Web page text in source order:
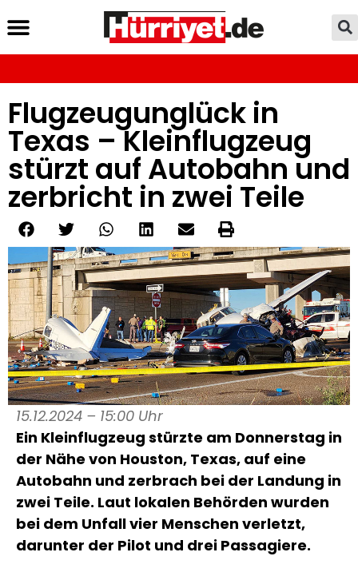
Flugzeugunglück in
Texas – Kleinflugzeug
stürzt auf Autobahn und
zerbricht in zwei Teile
15.12.2024 – 15:00 Uhr
Ein Kleinflugzeug stürzte am Donnerstag in
der Nähe von Houston, Texas, auf eine
Autobahn und zerbrach bei der Landung in
zwei Teile. Laut lokalen Behörden wurden
bei dem Unfall vier Menschen verletzt,
darunter der Pilot und drei Passagiere.